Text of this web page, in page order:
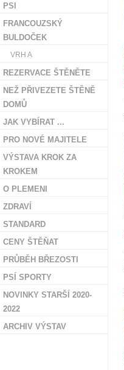
PSI
FRANCOUZSKÝ
BULDOČEK
VRH A
REZERVACE ŠTĚNĚTE
NEŽ PŘIVEZETE ŠTĚNĚ
DOMŮ
JAK VYBÍRAT ...
PRO NOVÉ MAJITELE
VÝSTAVA KROK ZA
KROKEM
O PLEMENI
ZDRAVÍ
STANDARD
CENY ŠTĚŇAT
PRŮBĚH BŘEZOSTI
PSÍ SPORTY
NOVINKY STARŠÍ 2020-
2022
ARCHIV VÝSTAV